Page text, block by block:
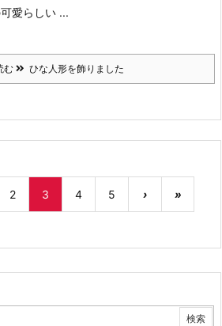
愛らしい ...
む ひな人形を飾りました
2 3 4 5 › »